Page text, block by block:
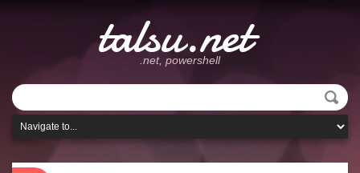
talsu.net
.net, powershell